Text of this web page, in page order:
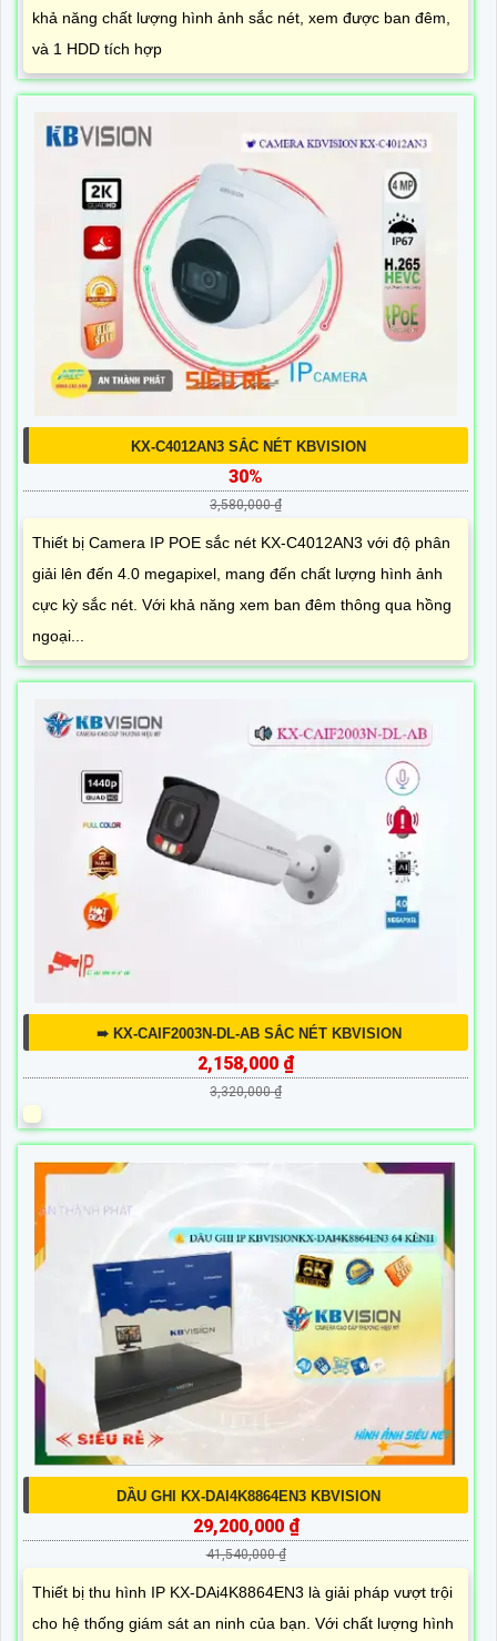
khả năng chất lượng hình ảnh sắc nét, xem được ban đêm,
và 1 HDD tích hợp
KX-C4012AN3 SẮC NÉT KBVISION
30%
3,580,000 ₫
Thiết bị Camera IP POE sắc nét KX-C4012AN3 với độ phân
giải lên đến 4.0 megapixel, mang đến chất lượng hình ảnh
cực kỳ sắc nét. Với khả năng xem ban đêm thông qua hồng
ngoại...
➠ KX-CAIF2003N-DL-AB SẮC NÉT KBVISION
2,158,000 ₫
3,320,000 ₫
DẦU GHI KX-DAI4K8864EN3 KBVISION
29,200,000 ₫
41,540,000 ₫
Thiết bị thu hình IP KX-DAi4K8864EN3 là giải pháp vượt trội
cho hệ thống giám sát an ninh của bạn. Với chất lượng hình